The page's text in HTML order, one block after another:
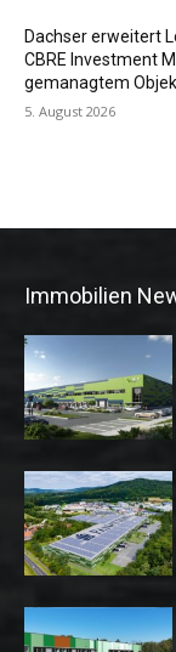
Dachser erweitert
CBRE Investment
gemanagtem
5. August 2026
Immobilien